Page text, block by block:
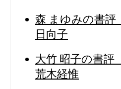
森 まゆみの書評
日向子
大竹 昭子の書評
荒木経惟